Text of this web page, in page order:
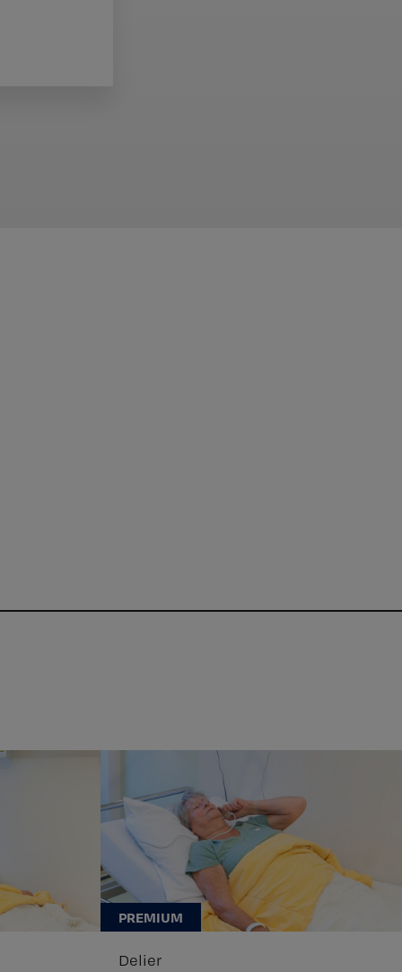
Delier